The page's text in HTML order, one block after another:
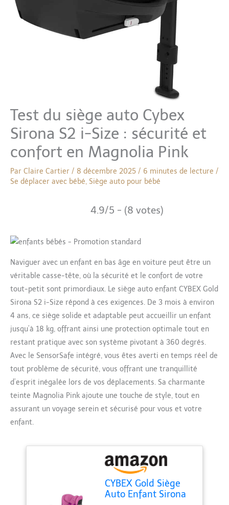
Test du siège auto Cybex
Sirona S2 i-Size : sécurité et
confort en Magnolia Pink
Par Claire Cartier / 8 décembre 2025 / 6 minutes de lecture /
Se déplacer avec bébé, Siège auto pour bébé
4.9/5 - (8 votes)
Naviguer avec un enfant en bas âge en voiture peut être un
véritable casse-tête, où la sécurité et le confort de votre
tout-petit sont primordiaux. Le siège auto enfant CYBEX Gold
Sirona S2 i-Size répond à ces exigences. De 3 mois à environ
4 ans, ce siège solide et adaptable peut accueillir un enfant
jusqu’à 18 kg, offrant ainsi une protection optimale tout en
restant pratique avec son système pivotant à 360 degrés.
Avec le SensorSafe intégré, vous êtes averti en temps réel de
tout problème de sécurité, vous offrant une tranquillité
d’esprit inégalée lors de vos déplacements. Sa charmante
teinte Magnolia Pink ajoute une touche de style, tout en
assurant un voyage serein et sécurisé pour vous et votre
enfant.
CYBEX Gold Siège
Auto Enfant Sirona